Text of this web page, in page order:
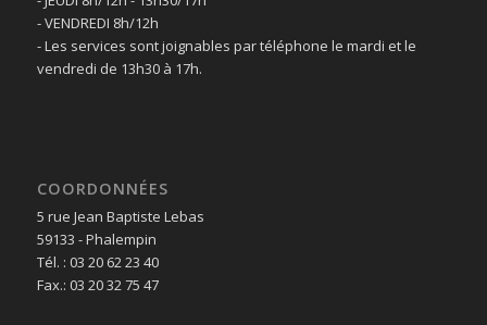
- VENDREDI 8h/12h
- Les services sont joignables par téléphone le mardi et le
vendredi de 13h30 à 17h.
COORDONNÉES
5 rue Jean Baptiste Lebas
59133 - Phalempin
Tél. : 03 20 62 23 40
Fax.: 03 20 32 75 47